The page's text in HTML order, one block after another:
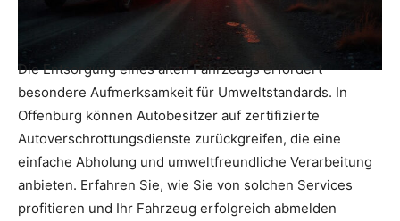
Die Entsorgung eines alten Fahrzeugs erfordert
besondere Aufmerksamkeit für Umweltstandards. In
Offenburg können Autobesitzer auf zertifizierte
Autoverschrottungsdienste zurückgreifen, die eine
einfache Abholung und umweltfreundliche Verarbeitung
anbieten. Erfahren Sie, wie Sie von solchen Services
profitieren und Ihr Fahrzeug erfolgreich abmelden